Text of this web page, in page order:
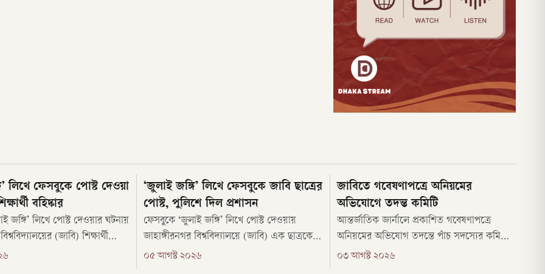
লিখে ফেসবুকে পোস্ট দেওয়া
বহিষ্কার
জঙ্গি’ লিখে পোস্ট দেওয়ার ঘটনায়
(জাবি) শিক্ষার্থী
সাময়িক বহিষ্কার করেছে
‘জুলাই জঙ্গি’ লিখে ফেসবুকে জাবি ছাত্রের
পোস্ট, পুলিশে দিল প্রশাসন
ফেসবুকে ‘জুলাই জঙ্গি’ লিখে পোস্ট দেওয়ায়
জাহাঙ্গীরনগর বিশ্ববিদ্যালয়ে (জাবি) এক ছাত্রকে
আটক করে শিক্ষার্থীরা। পরে বিশ্ববিদ্যালয় প্রশাসন
০৫ আগস্ট ২০২৬
জাবিতে গবেষণাপত্রে অনিয়মের
অভিযোগে তদন্ত কমিটি
আন্তর্জাতিক জার্নালে প্রকাশিত গবেষণাপত্রে
অনিয়মের অভিযোগ তদন্তে পাঁচ সদস্যের কমিটি
করেছে জাহাঙ্গীরনগর বিশ্ববিদ্যালয় প্রশাসন।
০৩ আগস্ট ২০২৬